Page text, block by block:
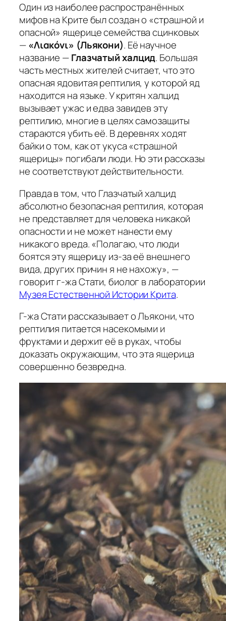
Один из наиболее распространённых
мифов на Крите был создан о «страшной и
опасной» ящерице семейства сцинковых
—«Λιακόνι» (Льякони). Её научное
название —Глазчатый халцид. Большая
часть местных жителей считает, что это
опасная ядовитая рептилия, у которой яд
находится на языке. У критян халцид
вызывает ужас и едва завидев эту
рептилию, многие в целях самозащиты
стараются убить её. В деревнях ходят
байки о том, как от укуса «страшной
ящерицы» погибали люди. Но эти рассказы
не соответствуют действительности.
Правда в том, что Глазчатый халцид
абсолютно безопасная рептилия, которая
не представляет для человека никакой
опасности и не может нанести ему
никакого вреда. «Полагаю, что люди
боятся эту ящерицу из-за её внешнего
вида, других причин я не нахожу», —
говорит г-жа Стати, биолог в лаборатории
Музея Естественной Истории Крита.
Г-жа Стати рассказывает о Льякони, что
рептилия питается насекомыми и
фруктами и держит её в руках, чтобы
доказать окружающим, что эта ящерица
совершенно безвредна.